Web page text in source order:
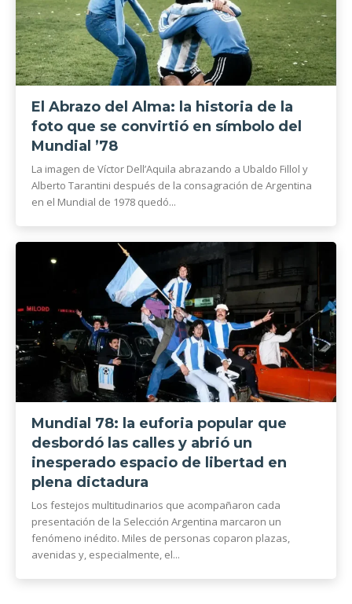
El Abrazo del Alma: la historia de la
foto que se convirtió en símbolo del
Mundial ’78
La imagen de Víctor Dell’Aquila abrazando a Ubaldo Fillol y
Alberto Tarantini después de la consagración de Argentina
en el Mundial de 1978 quedó...
Mundial 78: la euforia popular que
desbordó las calles y abrió un
inesperado espacio de libertad en
plena dictadura
Los festejos multitudinarios que acompañaron cada
presentación de la Selección Argentina marcaron un
fenómeno inédito. Miles de personas coparon plazas,
avenidas y, especialmente, el...